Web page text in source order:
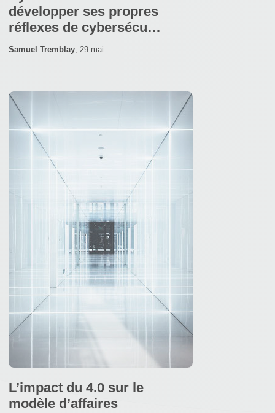
développer ses propres
réflexes de cybersécu…
Samuel Tremblay 29 mai
L’impact du 4.0 sur le
modèle d’affaires